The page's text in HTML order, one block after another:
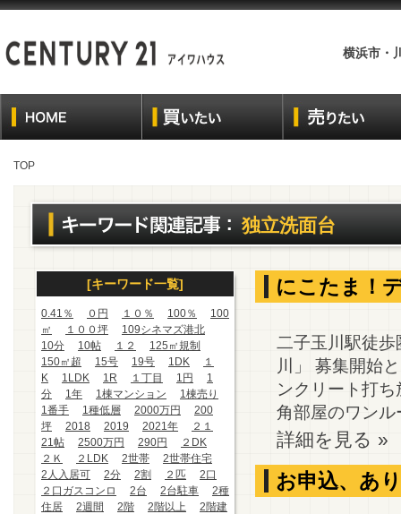
横浜市・
TOP
独立洗面台
[キーワード一覧]
0.41％ ０円 １０％ 100％
100
㎡
１００坪
109シネマズ港北
10分
10帖 １２
125㎡規制
150㎡超
15号 19号 1DK
１
K
1LDK 1R １丁目 1円
1
分
1年 1棟マンション
1棟売り
1番手
1種低層 2000万円
200
坪
2018 2019 2021年
２１
21帖
2500万円 290円
２DK
２Ｋ
２LDK 2世帯
2世帯住宅
2人入居可
2分 2割 ２匹
2口
２口ガスコンロ
2台 2台駐車
2種
住居
2週間 2階 2階以上
2階建
にこたま！
二子玉川駅徒
川」 募集開始
ンクリート打
角部屋のワン
詳細を見る »
お申込、あ